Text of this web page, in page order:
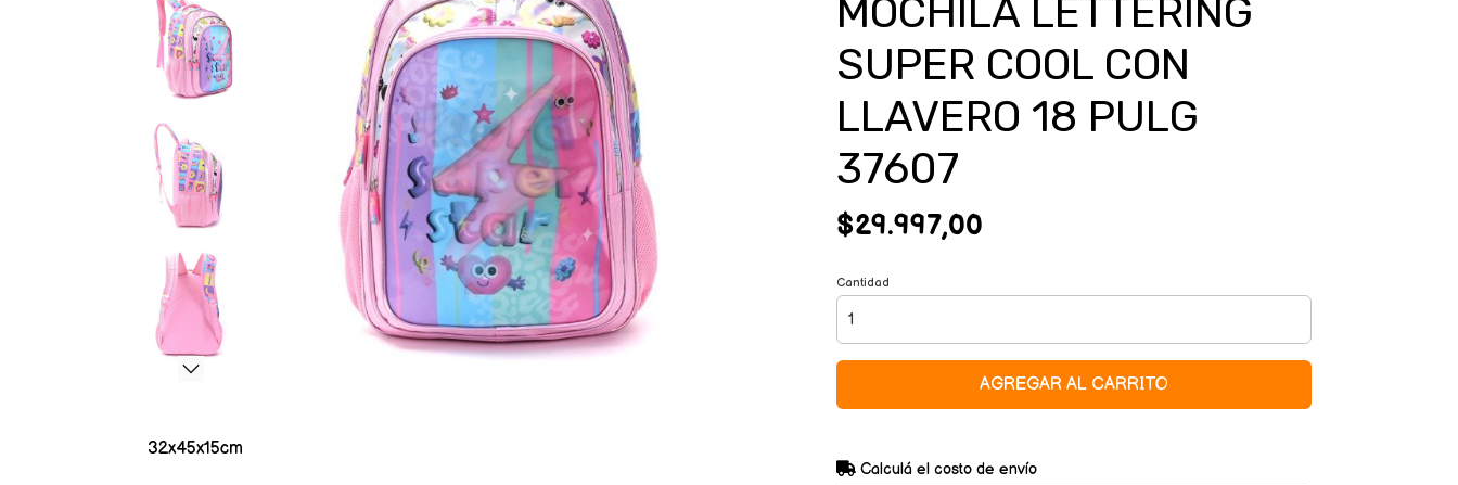
32x45x15cm
MOCHILA LETTERING
SUPER COOL CON
LLAVERO 18 PULG
37607
$29.997,00
Cantidad
AGREGAR AL CARRITO
Calculá el costo de envío